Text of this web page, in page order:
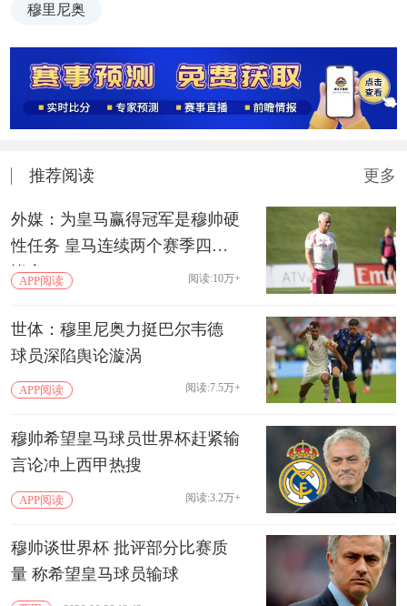
穆里尼奥
推荐阅读 更多
外媒：为皇马赢得冠军是穆帅硬
性任务 皇马连续两个赛季四大
皆空
APP阅读 阅读:10万+
世体：穆里尼奥力挺巴尔韦德
球员深陷舆论漩涡
APP阅读 阅读:7.5万+
穆帅希望皇马球员世界杯赶紧输
言论冲上西甲热搜
APP阅读 阅读:3.2万+
穆帅谈世界杯 批评部分比赛质
量‌ 称希望皇马球员输球